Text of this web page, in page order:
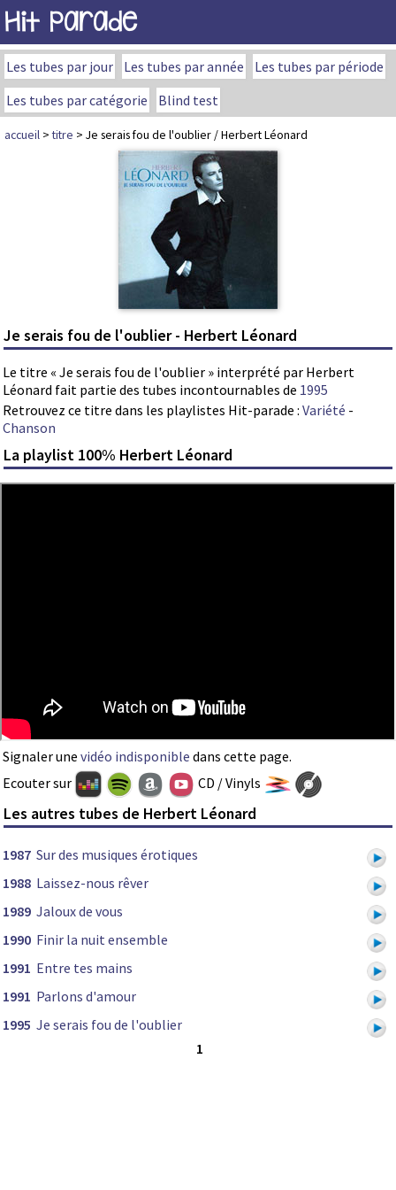
Hit Parade
Les tubes par jour Les tubes par année
Les tubes par période
Les tubes par catégorie
Blind test
accueil >titre > Je serais fou de l'oublier / Herbert Léonard
Je serais fou de l'oublier - Herbert Léonard
Le titre « Je serais fou de l'oublier » interprété par Herbert
Léonard fait partie des tubes incontournables de 1995
Retrouvez ce titre dans les playlistes Hit-parade : Variété -
Chanson
La playlist 100% Herbert Léonard
Signaler une vidéo indisponible dans cette page.
Ecouter sur
CD / Vinyls
Les autres tubes de Herbert Léonard
1987 Sur des musiques érotiques
1988 Laissez-nous rêver
1989 Jaloux de vous
1990 Finir la nuit ensemble
1991 Entre tes mains
1991 Parlons d'amour
1995 Je serais fou de l'oublier
1